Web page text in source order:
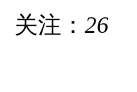
关注： 26